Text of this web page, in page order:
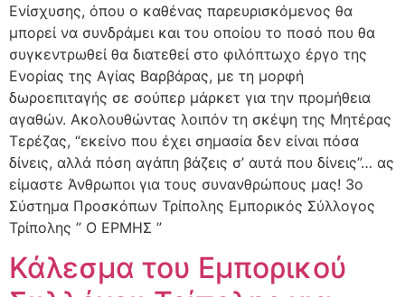
Ενίσχυσης, όπου ο καθένας παρευρισκόμενος θα
μπορεί να συνδράμει και του οποίου το ποσό που θα
συγκεντρωθεί θα διατεθεί στο φιλόπτωχο έργο της
Ενορίας της Αγίας Βαρβάρας, με τη μορφή
δωροεπιταγής σε σούπερ μάρκετ για την προμήθεια
αγαθών. Ακολουθώντας λοιπόν τη σκέψη της Μητέρας
Τερέζας, “εκείνο που έχει σημασία δεν είναι πόσα
δίνεις, αλλά πόση αγάπη βάζεις σ’ αυτά που δίνεις”… ας
είμαστε Άνθρωποι για τους συνανθρώπους μας! 3ο
Σύστημα Προσκόπων Τρίπολης Εμπορικός Σύλλογος
Τρίπολης ” Ο ΕΡΜΗΣ ”
Κάλεσμα του Εμπορικού